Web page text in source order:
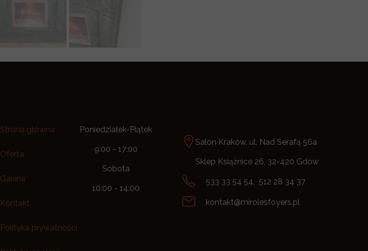
Strona główna
Oferta
Galeria
Kontakt
Polityka prywatności
Poniedziałek-Piątek
9:00 - 17:00
Sobota
10:00 - 14:00
Salon Kraków, ul. Nad Serafą 56a
Sklep Książnice 26, 32-420 Gdów
kontakt@mirolesfoyers.pl
533 33 54 54, 512 28 34 37